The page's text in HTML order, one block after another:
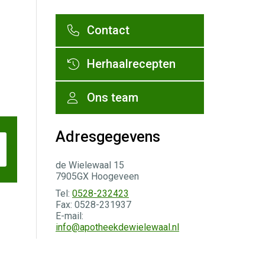
Contact
Herhaalrecepten
Ons team
Adresgegevens
de Wielewaal 15
7905GX Hoogeveen
Tel: 0528-232423
Fax: 0528-231937
E-mail:
info@apotheekdewielewaal.nl